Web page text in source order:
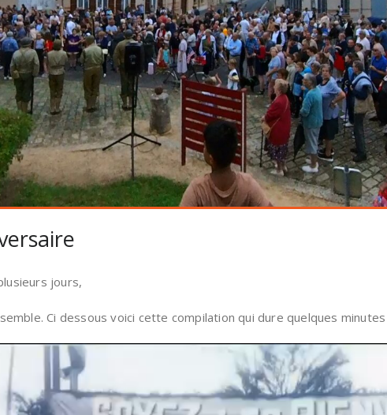
jours,
Ci dessous voici cette compilation qui dure quelques